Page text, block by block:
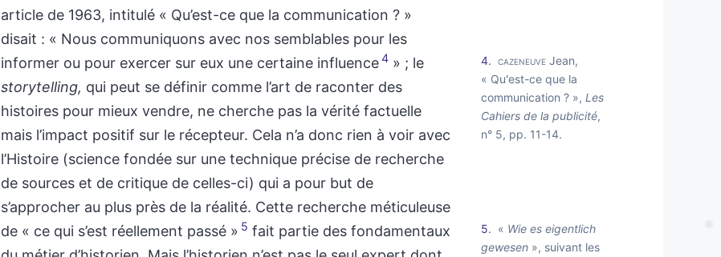
article de 1963, intitulé « Qu’est-ce que la communication ? »
disait : « Nous communiquons avec nos semblables pour les
informer ou pour exercer sur eux une certaine influence4» ; le
storytelling, qui peut se définir comme l’art de raconter des
histoires pour mieux vendre, ne cherche pas la vérité factuelle
mais l’impact positif sur le récepteur. Cela n’a donc rien à voir avec
l’Histoire (science fondée sur une technique précise de recherche
de sources et de critique de celles-ci) qui a pour but de
s’approcher au plus près de la réalité. Cette recherche méticuleuse
de « ce qui s’est réellement passé » 5 fait partie des fondamentaux
4 cazeneuve Jean,
« Qu'est-ce que la
communication ? », Les
Cahiers de la publicité,
n° 5, pp. 11-14.
5 « Wie es eigentlich
gewesen», suivant les